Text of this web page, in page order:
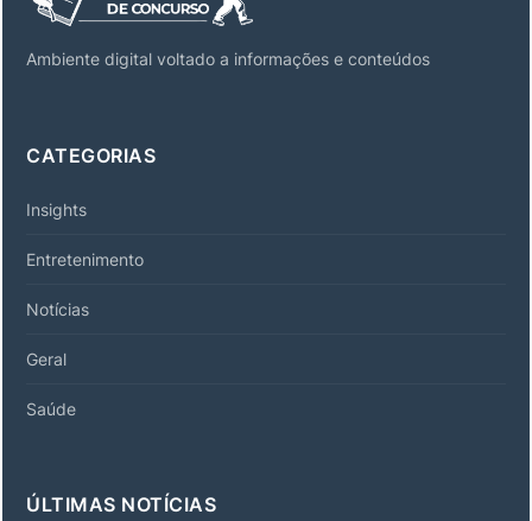
Ambiente digital voltado a informações e conteúdos
CATEGORIAS
Insights
Entretenimento
Notícias
Geral
Saúde
ÚLTIMAS NOTÍCIAS